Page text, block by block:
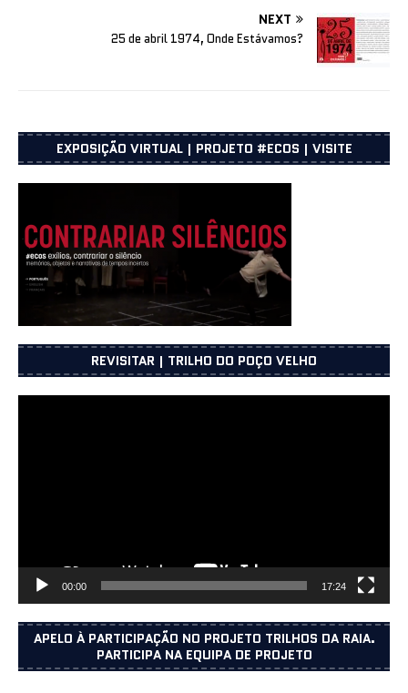
NEXT
25 de abril 1974, Onde Estávamos?
EXPOSIÇÃO VIRTUAL | PROJETO #ECOS | VISITE
REVISITAR | TRILHO DO POÇO VELHO
00:00 17:24
APELO À PARTICIPAÇÃO NO PROJETO TRILHOS DA RAIA.
PARTICIPA NA EQUIPA DE PROJETO